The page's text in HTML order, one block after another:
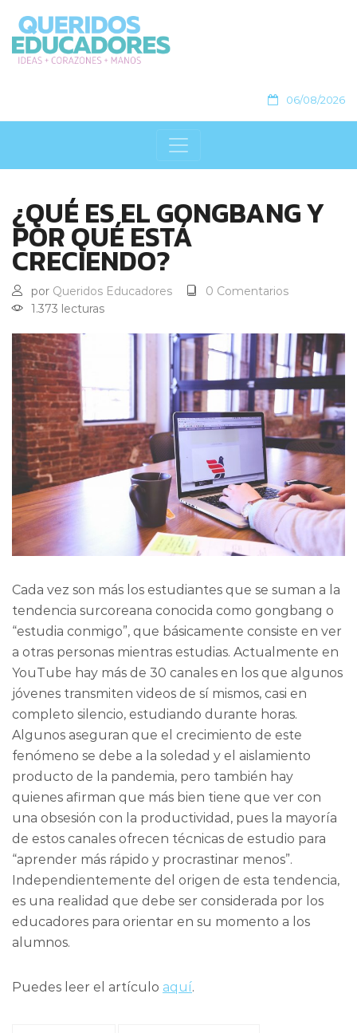
06/08/2026
¿QUÉ ES EL GONGBANG Y
POR QUÉ ESTÁ
CRECIENDO?
por Queridos Educadores
0 Comentarios
1.373 lecturas
Cada vez son más los estudiantes que se suman a la
tendencia surcoreana conocida como gongbang o
“estudia conmigo”, que básicamente consiste en ver
a otras personas mientras estudias. Actualmente en
YouTube hay más de 30 canales en los que algunos
jóvenes transmiten videos de sí mismos, casi en
completo silencio, estudiando durante horas.
Algunos aseguran que el crecimiento de este
fenómeno se debe a la soledad y el aislamiento
producto de la pandemia, pero también hay
quienes afirman que más bien tiene que ver con
una obsesión con la productividad, pues la mayoría
de estos canales ofrecen técnicas de estudio para
“aprender más rápido y procrastinar menos”.
Independientemente del origen de esta tendencia,
es una realidad que debe ser considerada por los
educadores para orientar en su momento a los
alumnos.
Puedes leer el artículo aquí.